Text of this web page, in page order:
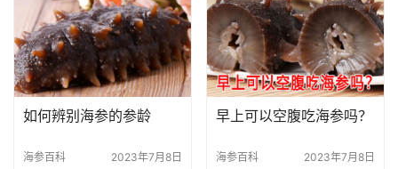
如何辨别海参的参龄
海参百科 2023年7月8日
早上可以空腹吃海参吗？
海参百科 2023年7月8日